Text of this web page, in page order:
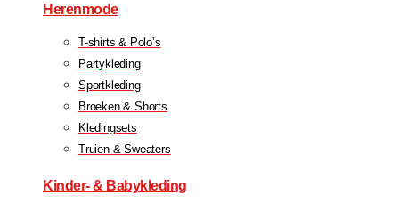
Herenmode
T-shirts & Polo’s
Partykleding
Sportkleding
Broeken & Shorts
Kledingsets
Truien & Sweaters
Kinder- & Babykleding